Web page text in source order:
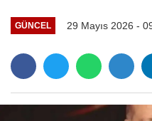
GÜNCEL 29 Mayıs 2026 -